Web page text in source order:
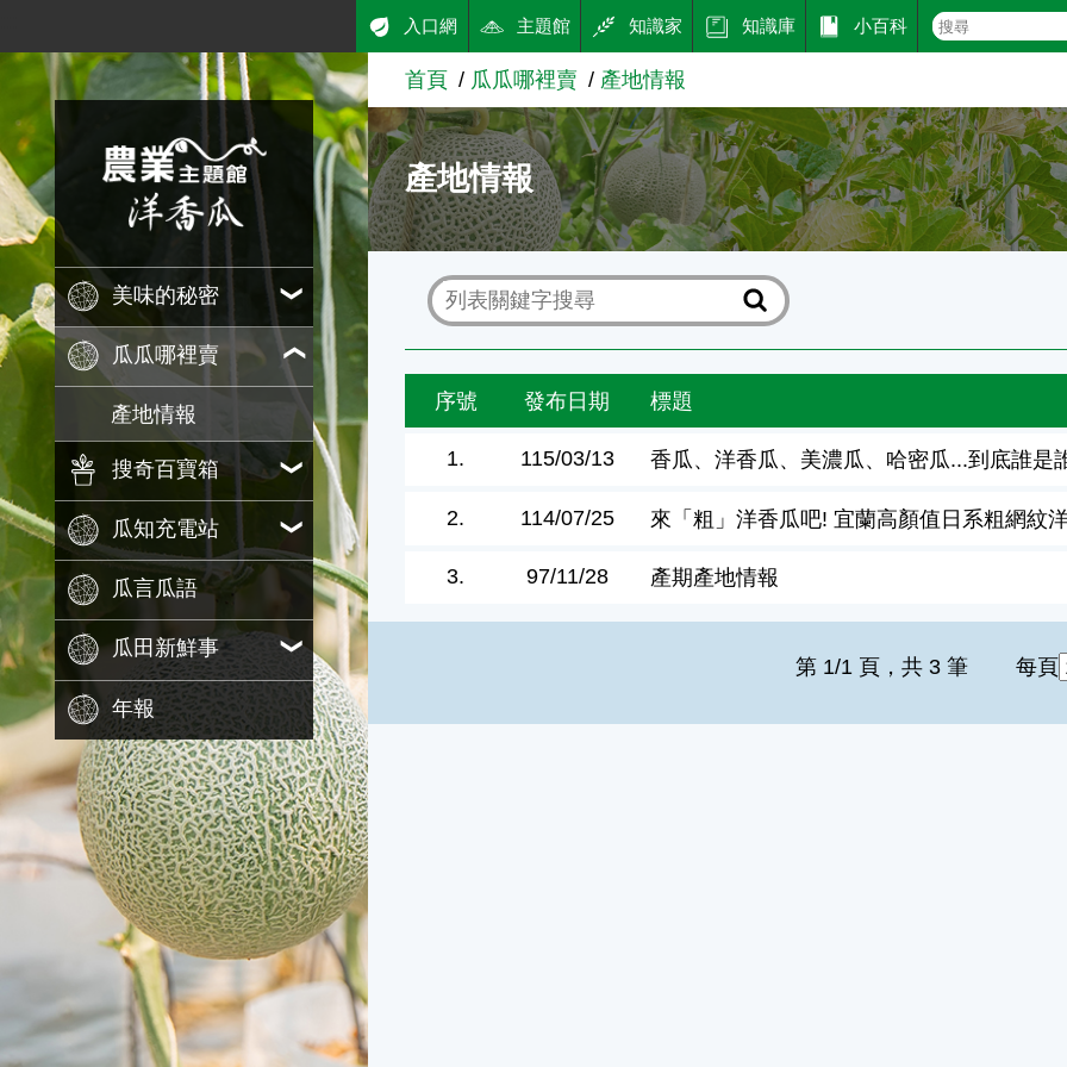
跳到主要內容
農業知識入口網
美味的秘密
瓜瓜哪裡賣
產地情報
搜奇百寶箱
瓜知充電站
瓜言瓜語
瓜田新鮮事
年報
入口網 主題館 知識家 知識庫 小百科
首頁 瓜瓜哪裡賣 產地情報
產地情報
序號 發布日期 標題
1. 115/03/13 香瓜、洋香瓜、美濃瓜、哈密瓜...到底誰是
2. 114/07/25 來「粗」洋香瓜吧! 宜蘭高顏值日系粗網紋
3. 97/11/28 產期產地情報
第 1/1 頁，共 3 筆 每頁